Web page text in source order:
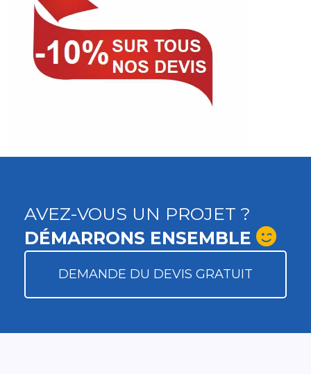
AVEZ-VOUS UN PROJET ?
DÉMARRONS ENSEMBLE
DEMANDE DU DEVIS GRATUIT